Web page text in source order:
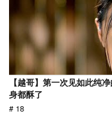
【越哥】第一次见如此纯
身都酥了
# 18